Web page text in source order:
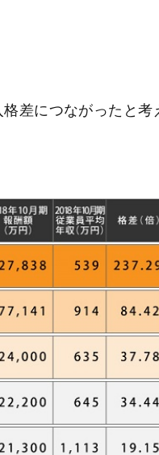
差につながったと考